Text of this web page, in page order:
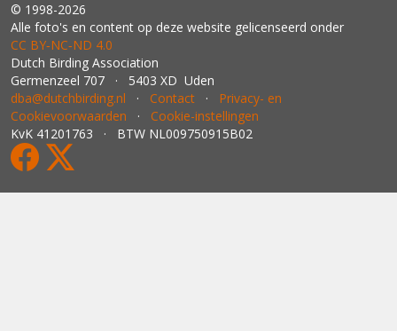
© 1998-2026
Alle foto's en content op deze website gelicenseerd onder
CC BY‑NC‑ND 4.0
Dutch Birding Association
Germenzeel 707 · 5403 XD Uden
dba@dutchbirding.nl · Contact · Privacy- en
Cookievoorwaarden · Cookie-instellingen
KvK 41201763 · BTW NL009750915B02